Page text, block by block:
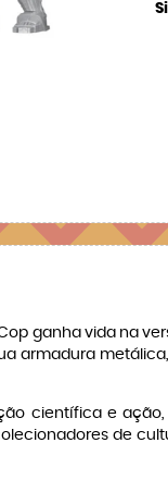
ganha vida na
armadura
científica e
de